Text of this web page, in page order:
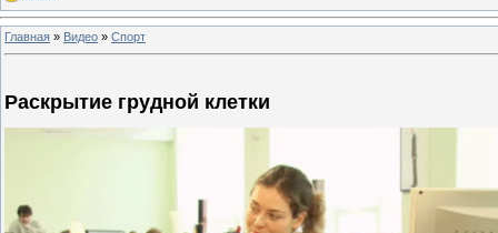
Главная » Видео » Спорт
Раскрытие грудной клетки